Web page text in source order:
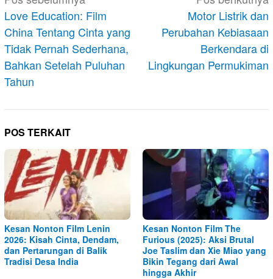
pos
Love Education: Film
China Tentang Cinta yang
Tidak Pernah Sederhana,
Bahkan Setelah Puluhan
Tahun
Motor Listrik dan
Perubahan Kebiasaan
Berkendara di
Lingkungan Permukiman
POS TERKAIT
Kesan Nonton Film Lenin
2026: Kisah Cinta, Dendam,
dan Pertarungan di Balik
Tradisi Desa India
Kesan Nonton Film The
Furious (2025): Aksi Brutal
Joe Taslim dan Xie Miao yang
Bikin Tegang dari Awal
hingga Akhir